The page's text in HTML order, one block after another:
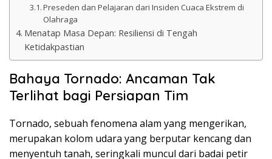
Preseden dan Pelajaran dari Insiden Cuaca Ekstrem di
Olahraga
Menatap Masa Depan: Resiliensi di Tengah
Ketidakpastian
Bahaya Tornado: Ancaman Tak
Terlihat bagi Persiapan Tim
Tornado, sebuah fenomena alam yang mengerikan,
merupakan kolom udara yang berputar kencang dan
menyentuh tanah, seringkali muncul dari badai petir